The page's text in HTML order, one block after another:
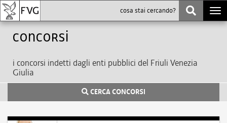
Concorsi
i concorsi indetti dagli enti pubblici del Friuli Venezia
Giulia
CERCA CONCORSI